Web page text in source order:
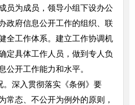
员为成员，领导小组下设办公
政府信息公开工作的组织、联
全工作体系。建立工作协调机
定具体工作人员，做到专人负
公开工作能力和水平。
。深入贯彻落实《条例》要
常态、不公开为例外的原则，